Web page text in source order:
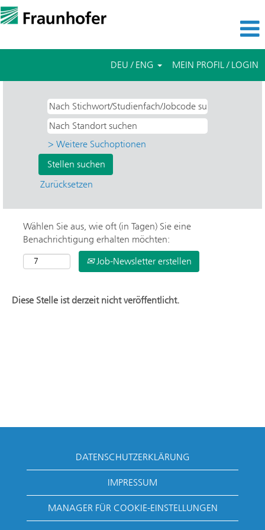
DEU / ENG MEIN PROFIL / LOGIN
> Weitere Suchoptionen
Zurücksetzen
Wählen Sie aus, wie oft (in Tagen) Sie eine
Benachrichtigung erhalten möchten:
Job-Newsletter erstellen
Diese Stelle ist derzeit nicht veröffentlicht.
DATENSCHUTZERKLÄRUNG
IMPRESSUM
MANAGER FÜR COOKIE-EINSTELLUNGEN